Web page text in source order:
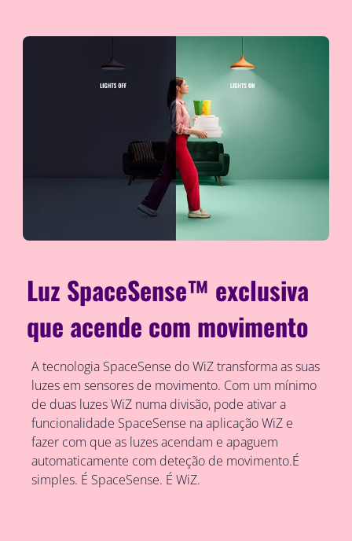
Luz SpaceSense™ exclusiva
que acende com movimento
A tecnologia SpaceSense do WiZ transforma as suas
luzes em sensores de movimento. Com um mínimo
de duas luzes WiZ numa divisão, pode ativar a
funcionalidade SpaceSense na aplicação WiZ e
fazer com que as luzes acendam e apaguem
automaticamente com deteção de movimento.É
simples. É SpaceSense. É WiZ.